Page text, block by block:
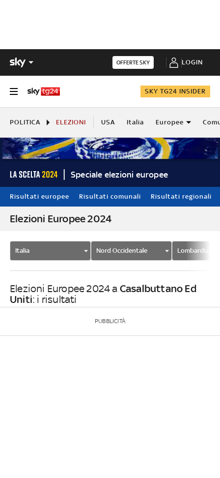
OFFERTE SKY LOGIN
SKY TG24 INSIDER
POLITICA ELEZIONI USA Italia Europee
Speciale elezioni europee
Risultati europee Risultati comunali Risultati regionali
Elezioni Europee 2024
Italia Nord Occidentale Lombardia
Elezioni Europee 2024 a Casalbuttano Ed
Uniti: i risultati
PUBBLICITÀ